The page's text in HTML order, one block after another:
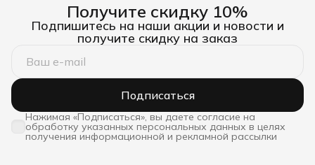
Получите скидку 10%
Подпишитесь на наши акции и новости и
получите скидку на заказ
Подписаться
Нажимая «Подписаться», вы даете согласие на
обработку указанных персональных данных в целях
получения информационной и рекламной рассылки